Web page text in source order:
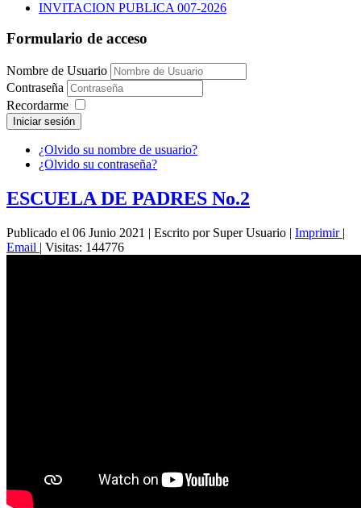
INVITACION PUBLICA 007-2026
Formulario de acceso
Nombre de Usuario
Contraseña
Recordarme
Iniciar sesión
¿Olvido su nombre de usuario?
¿Olvido su contraseña?
ESCUELA DE PADRES No.2
Publicado el 06 Junio 2021 | Escrito por Super Usuario | Imprimir |
Email | Visitas: 144776